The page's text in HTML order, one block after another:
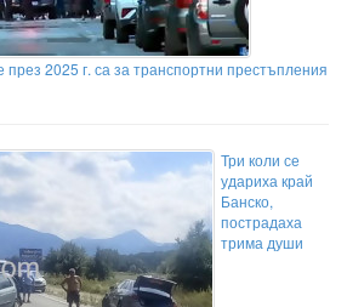
2025 г. са за транспортни престъпления
Три коли се
удариха край
Банско,
пострадаха
трима души